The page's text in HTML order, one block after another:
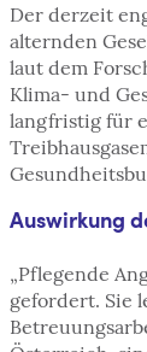
Der derzeit
alternden
laut dem
Klima- und
langfristig für
Auswirkung
„Pflegende
gefordert. Sie